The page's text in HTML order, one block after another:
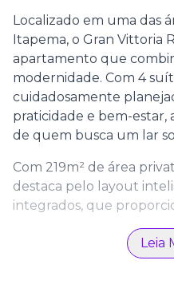
Localizado em uma das
Itapema, o Gran Vittoria
apartamento que
modernidade. Com 4
cuidadosamente
praticidade e bem-estar,
de quem busca um lar
Com 219m² de área
destaca pelo layout
integrados, que
valorizam a iluminação
elegância e bom gosto,
para momentos de
Leia